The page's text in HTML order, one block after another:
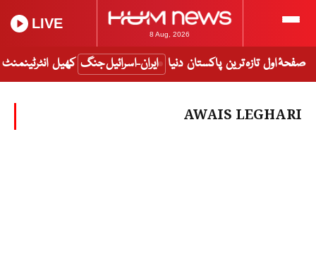
8 Aug, 2026
LIVE
صفحۂ اول تازہ ترین پاکستان دنیا ایران-اسرائیل جنگ کھیل انٹرٹینمنٹ
AWAIS LEGHARI